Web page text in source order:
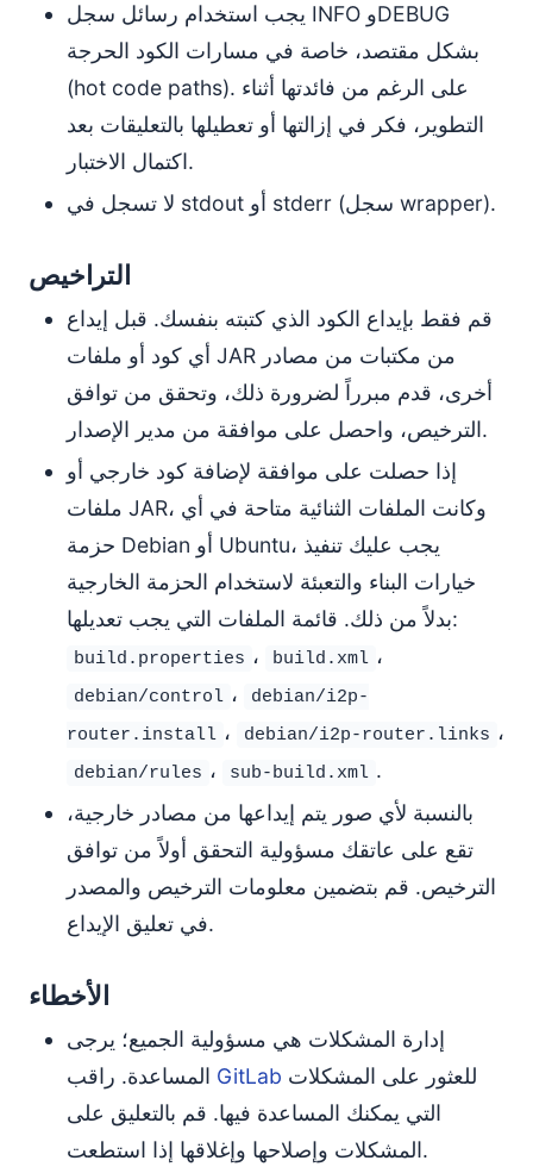
يجب استخدام رسائل سجل INFO وDEBUG
بشكل مقتصد، خاصة في مسارات الكود الحرجة
(hot code paths). على الرغم من فائدتها أثناء
التطوير، فكر في إزالتها أو تعطيلها بالتعليقات بعد
اكتمال الاختبار.
لا تسجل في stdout أو stderr (سجل wrapper).
التراخيص
قم فقط بإيداع الكود الذي كتبته بنفسك. قبل إيداع
أي كود أو ملفات JAR من مكتبات من مصادر
أخرى، قدم مبرراً لضرورة ذلك، وتحقق من توافق
الترخيص، واحصل على موافقة من مدير الإصدار.
إذا حصلت على موافقة لإضافة كود خارجي أو
ملفات JAR، وكانت الملفات الثنائية متاحة في أي
حزمة Debian أو Ubuntu، يجب عليك تنفيذ
خيارات البناء والتعبئة لاستخدام الحزمة الخارجية
بدلاً من ذلك. قائمة الملفات التي يجب تعديلها:
build.properties ، build.xml ،
debian/control ،
debian/i2p-
router.install ، debian/i2p-router.links ،
debian/rules ، sub-build.xml .
بالنسبة لأي صور يتم إيداعها من مصادر خارجية،
تقع على عاتقك مسؤولية التحقق أولاً من توافق
الترخيص. قم بتضمين معلومات الترخيص والمصدر
في تعليق الإيداع.
الأخطاء
إدارة المشكلات هي مسؤولية الجميع؛ يرجى
GitLab
التي يمكنك المساعدة فيها. قم بالتعليق على
المشكلات وإصلاحها وإغلاقها إذا استطعت.